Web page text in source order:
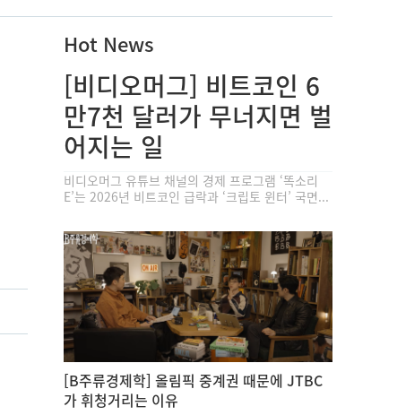
Hot News
[비디오머그] 비트코인 6
만7천 달러가 무너지면 벌
어지는 일
비디오머그 유튜브 채널의 경제 프로그램 ‘똑소리
E’는 2026년 비트코인 급락과 ‘크립토 윈터’ 국면...
[B주류경제학] 올림픽 중계권 때문에 JTBC
가 휘청거리는 이유